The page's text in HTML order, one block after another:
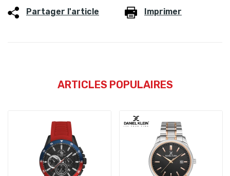
Partager l'article Imprimer
ARTICLES POPULAIRES